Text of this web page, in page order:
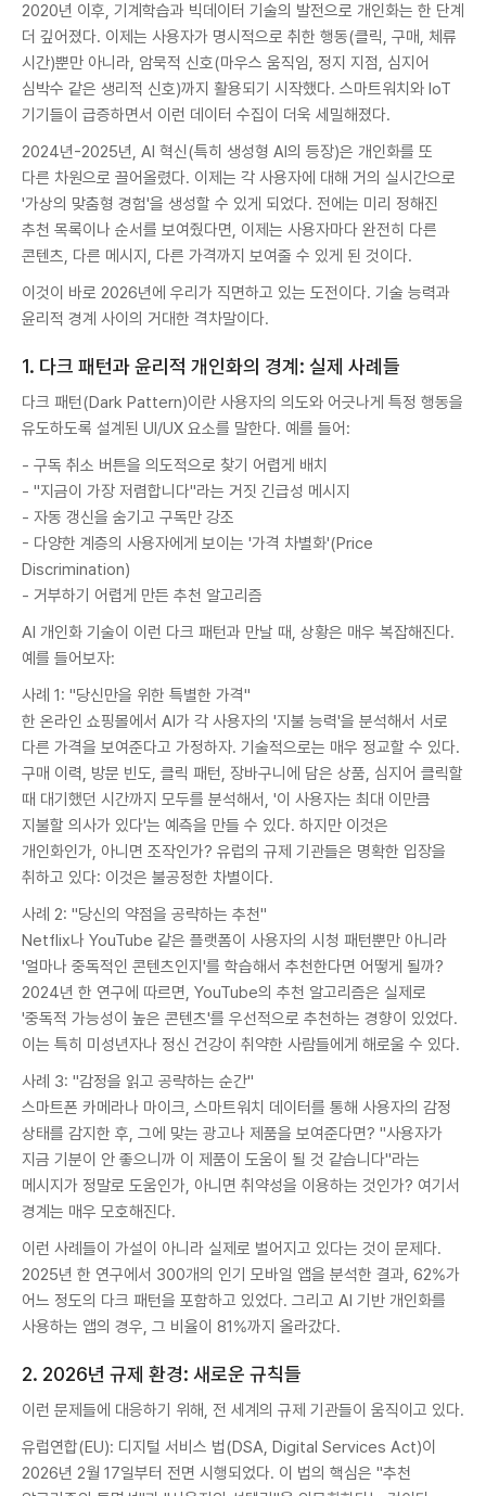
2020년 이후, 기계학습과 빅데이터 기술의 발전으로 개인화는 한 단계
더 깊어졌다. 이제는 사용자가 명시적으로 취한 행동(클릭, 구매, 체류
시간)뿐만 아니라, 암묵적 신호(마우스 움직임, 정지 지점, 심지어
심박수 같은 생리적 신호)까지 활용되기 시작했다. 스마트워치와 IoT
기기들이 급증하면서 이런 데이터 수집이 더욱 세밀해졌다.
2024년-2025년, AI 혁신(특히 생성형 AI의 등장)은 개인화를 또
다른 차원으로 끌어올렸다. 이제는 각 사용자에 대해 거의 실시간으로
'가상의 맞춤형 경험'을 생성할 수 있게 되었다. 전에는 미리 정해진
추천 목록이나 순서를 보여줬다면, 이제는 사용자마다 완전히 다른
콘텐츠, 다른 메시지, 다른 가격까지 보여줄 수 있게 된 것이다.
이것이 바로 2026년에 우리가 직면하고 있는 도전이다. 기술 능력과
윤리적 경계 사이의 거대한 격차말이다.
1. 다크 패턴과 윤리적 개인화의 경계: 실제 사례들
다크 패턴(Dark Pattern)이란 사용자의 의도와 어긋나게 특정 행동을
유도하도록 설계된 UI/UX 요소를 말한다. 예를 들어:
- 구독 취소 버튼을 의도적으로 찾기 어렵게 배치
- "지금이 가장 저렴합니다"라는 거짓 긴급성 메시지
- 자동 갱신을 숨기고 구독만 강조
- 다양한 계층의 사용자에게 보이는 '가격 차별화'(Price
Discrimination)
- 거부하기 어렵게 만든 추천 알고리즘
AI 개인화 기술이 이런 다크 패턴과 만날 때, 상황은 매우 복잡해진다.
예를 들어보자:
사례 1: "당신만을 위한 특별한 가격"
한 온라인 쇼핑몰에서 AI가 각 사용자의 '지불 능력'을 분석해서 서로
다른 가격을 보여준다고 가정하자. 기술적으로는 매우 정교할 수 있다.
구매 이력, 방문 빈도, 클릭 패턴, 장바구니에 담은 상품, 심지어 클릭할
때 대기했던 시간까지 모두를 분석해서, '이 사용자는 최대 이만큼
지불할 의사가 있다'는 예측을 만들 수 있다. 하지만 이것은
개인화인가, 아니면 조작인가? 유럽의 규제 기관들은 명확한 입장을
취하고 있다: 이것은 불공정한 차별이다.
사례 2: "당신의 약점을 공략하는 추천"
Netflix나 YouTube 같은 플랫폼이 사용자의 시청 패턴뿐만 아니라
'얼마나 중독적인 콘텐츠인지'를 학습해서 추천한다면 어떻게 될까?
2024년 한 연구에 따르면, YouTube의 추천 알고리즘은 실제로
'중독적 가능성이 높은 콘텐츠'를 우선적으로 추천하는 경향이 있었다.
이는 특히 미성년자나 정신 건강이 취약한 사람들에게 해로울 수 있다.
사례 3: "감정을 읽고 공략하는 순간"
스마트폰 카메라나 마이크, 스마트워치 데이터를 통해 사용자의 감정
상태를 감지한 후, 그에 맞는 광고나 제품을 보여준다면? "사용자가
지금 기분이 안 좋으니까 이 제품이 도움이 될 것 같습니다"라는
메시지가 정말로 도움인가, 아니면 취약성을 이용하는 것인가? 여기서
경계는 매우 모호해진다.
이런 사례들이 가설이 아니라 실제로 벌어지고 있다는 것이 문제다.
2025년 한 연구에서 300개의 인기 모바일 앱을 분석한 결과, 62%가
어느 정도의 다크 패턴을 포함하고 있었다. 그리고 AI 기반 개인화를
사용하는 앱의 경우, 그 비율이 81%까지 올라갔다.
2. 2026년 규제 환경: 새로운 규칙들
이런 문제들에 대응하기 위해, 전 세계의 규제 기관들이 움직이고 있다.
유럽연합(EU): 디지털 서비스 법(DSA, Digital Services Act)이
2026년 2월 17일부터 전면 시행되었다. 이 법의 핵심은 "추천